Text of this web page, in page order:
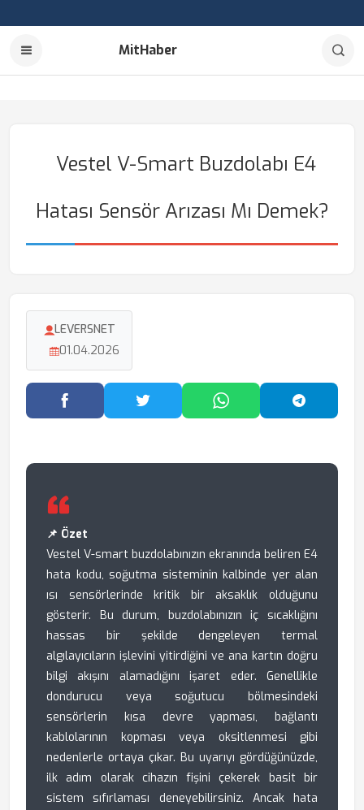
MitHaber
Vestel V-Smart Buzdolabı E4
Hatası Sensör Arızası Mı Demek?
LEVERSNET
01.04.2026
Facebook'ta PaylaşTwitter'da PaylaşWhatsApp'ta Paylaş
📌 Özet
Vestel V-smart buzdolabınızın ekranında beliren E4
hata kodu, soğutma sisteminin kalbinde yer alan
ısı sensörlerinde kritik bir aksaklık olduğunu
gösterir. Bu durum, buzdolabınızın iç sıcaklığını
hassas bir şekilde dengeleyen termal
algılayıcıların işlevini yitirdiğini ve ana kartın doğru
bilgi akışını alamadığını işaret eder. Genellikle
dondurucu veya soğutucu bölmesindeki
sensörlerin kısa devre yapması, bağlantı
kablolarının kopması veya oksitlenmesi gibi
nedenlerle ortaya çıkar. Bu uyarıyı gördüğünüzde,
ilk adım olarak cihazın fişini çekerek basit bir
sistem sıfırlaması deneyebilirsiniz. Ancak hata